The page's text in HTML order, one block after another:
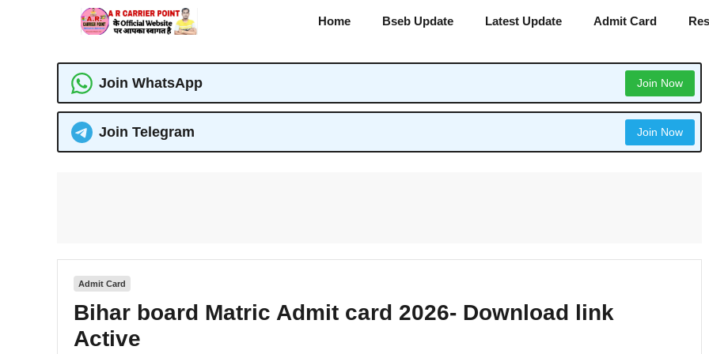
Home Bseb Update Latest Update Admit Card
Join WhatsApp Join Now
Join Telegram Join Now
Admit Card
Bihar board Matric Admit card 2026- Download link
Active